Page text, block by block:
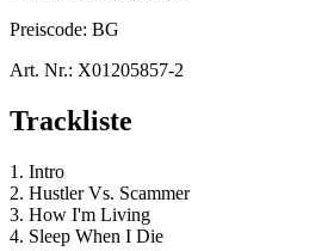
Preiscode: BG
Art. Nr.: X01205857-2
Trackliste
1. Intro
2. Hustler Vs. Scammer
3. How I'm Living
4. Sleep When I Die